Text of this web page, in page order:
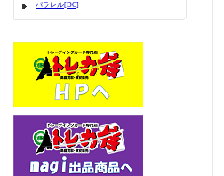
パラレル[DC]